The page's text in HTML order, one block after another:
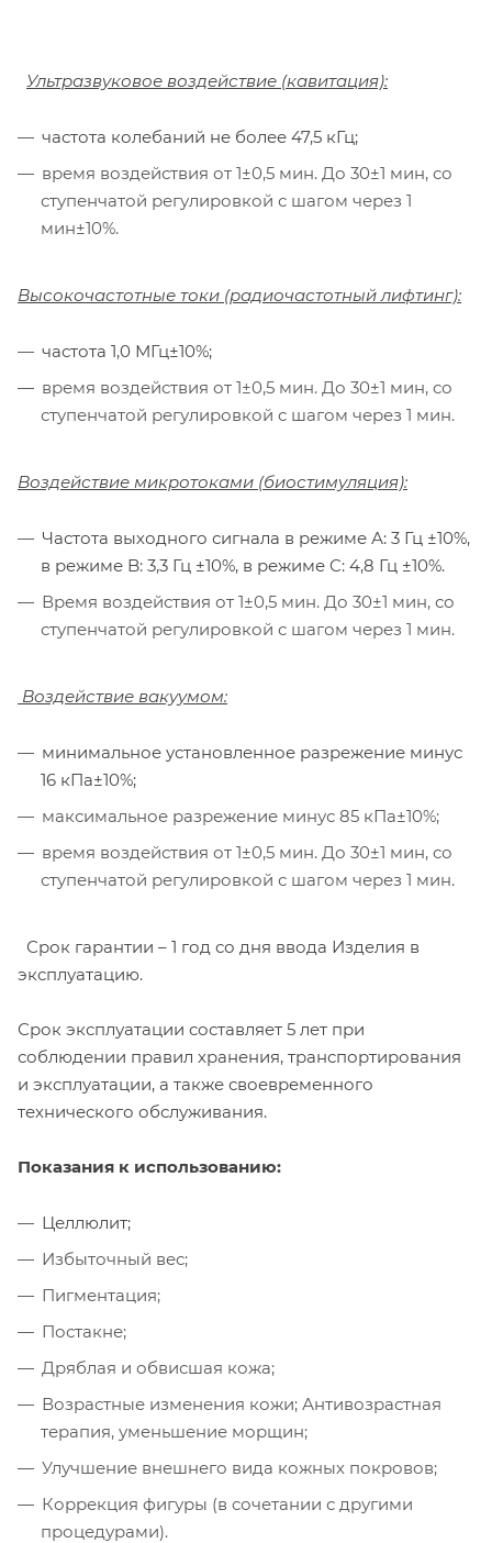
Ультразвуковое воздействие (кавитация):
частота колебаний не более 47,5 кГц;
время воздействия от 1±0,5 мин. До 30±1 мин, со
ступенчатой регулировкой с шагом через 1
мин±10%.
Высокочастотные токи (радиочастотный лифтинг):
частота 1,0 МГц±10%;
время воздействия от 1±0,5 мин. До 30±1 мин, со
ступенчатой регулировкой с шагом через 1 мин.
Воздействие микротоками (биостимуляция):
Частота выходного сигнала в режиме А: 3 Гц ±10%,
в режиме B: 3,3 Гц ±10%, в режиме C: 4,8 Гц ±10%.
Время воздействия от 1±0,5 мин. До 30±1 мин, со
ступенчатой регулировкой с шагом через 1 мин.
Воздействие вакуумом:
минимальное установленное разрежение минус
16 кПа±10%;
максимальное разрежение минус 85 кПа±10%;
время воздействия от 1±0,5 мин. До 30±1 мин, со
ступенчатой регулировкой с шагом через 1 мин.
Срок гарантии – 1 год со дня ввода Изделия в
эксплуатацию.
Срок эксплуатации составляет 5 лет при
соблюдении правил хранения, транспортирования
и эксплуатации, а также своевременного
технического обслуживания.
Показания к использованию:
Целлюлит;
Избыточный вес;
Пигментация;
Постакне;
Дряблая и обвисшая кожа;
Возрастные изменения кожи; Антивозрастная
терапия, уменьшение морщин;
Улучшение внешнего вида кожных покровов;
Коррекция фигуры (в сочетании с другими
процедурами).